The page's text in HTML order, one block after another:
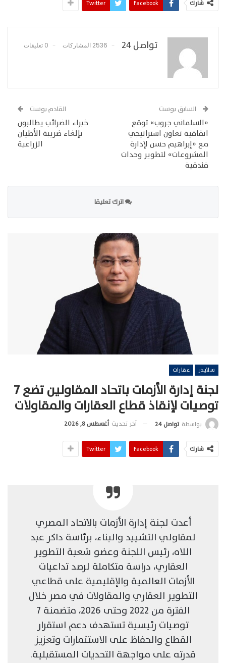
شارك Facebook
Twitter
تواصل 24 2536 المشاركات 0 تعليقات
السابق بوست
«السلماني جروب» توقع
اتفاقية تعاون استراتيجي
مع «إبراهيم حسن لإدارة
المشروعات» لتطوير وحدات
فندقية
القادم بوست
خبراء الضرائب يطالبون
بإلغاء ضريبة الأطيان
الزراعية
اترك تعليقا
سلايدر عقارات
لجنة إدارة الأزمات باتحاد المقاولين تضع 7
توصيات لإنقاذ قطاع العقارات والمقاولات
بواسطة تواصل 24 آخر تحديث أغسطس 8, 2026
شارك Facebook
Twitter
أعدت لجنة إدارة الأزمات بالاتحاد المصري
لمقاولي التشييد والبناء، برئاسة داكر عبد
اللاه، رئيس اللجنة وعضو شعبة التطوير
العقاري، دراسة متكاملة لرصد تداعيات
الأزمات العالمية والإقليمية على قطاعي
التطوير العقاري والمقاولات في مصر خلال
الفترة من 2022 وحتى 2026، متضمنة 7
توصيات رئيسية تستهدف دعم استقرار
القطاع والحفاظ على الاستثمارات وتعزيز
قدرته على مواجهة التحديات المستقبلية.